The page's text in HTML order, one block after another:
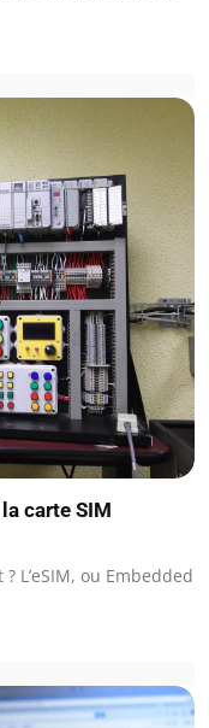
carte SIM
L’eSIM, ou Embedded